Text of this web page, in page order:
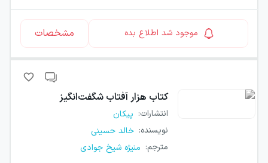
موجود شد اطلاع بده مشخصات
کتاب هزار آفتاب شگفت‌انگیز
انتشارات: پیکان
نویسنده: خالد حسینی
مترجم: منیژه شیخ جوادی